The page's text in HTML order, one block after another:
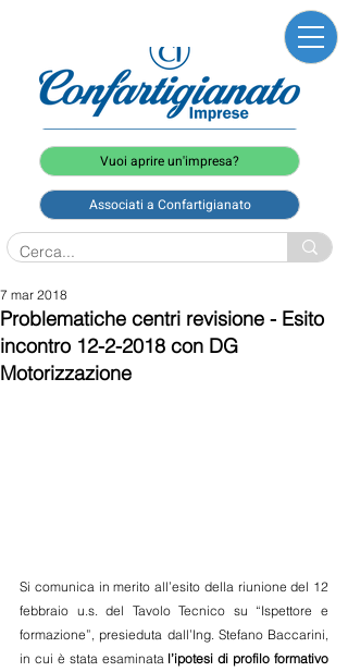
Vuoi aprire un'impresa?
Associati a Confartigianato
Problematiche centri revisione - Esito
incontro 12-2-2018 con DG
Motorizzazione
7 mar 2018
Si comunica in merito all’esito della riunione del 12
febbraio u.s. del Tavolo Tecnico su “Ispettore e
formazione”, presieduta dall’Ing. Stefano Baccarini,
in cui è stata esaminata l’ipotesi di profilo formativo